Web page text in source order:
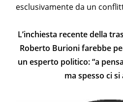
esclusivamente da un
L’inchiesta recente della
Roberto Burioni farebbe
un esperto politico: “a
ma spesso ci si